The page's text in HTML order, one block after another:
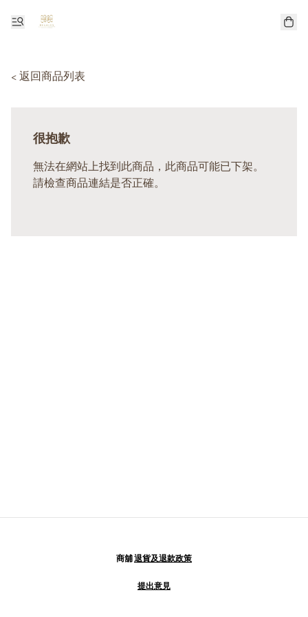
< 返回商品列表
很抱歉
無法在網站上找到此商品，此商品可能已下架。
請檢查商品連結是否正確。
商舖退貨及退款政策
提出意見